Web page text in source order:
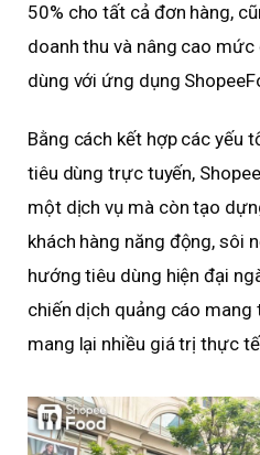
50% cho tất cả đơn hàng,
doanh thu và nâng cao
dùng với ứng dụng
Bằng cách kết hợp các yếu
tiêu dùng trực tuyến,
một dịch vụ mà còn tạo
khách hàng năng động, sôi
hướng tiêu dùng hiện đại
chiến dịch quảng cáo
mang lại nhiều giá trị thực